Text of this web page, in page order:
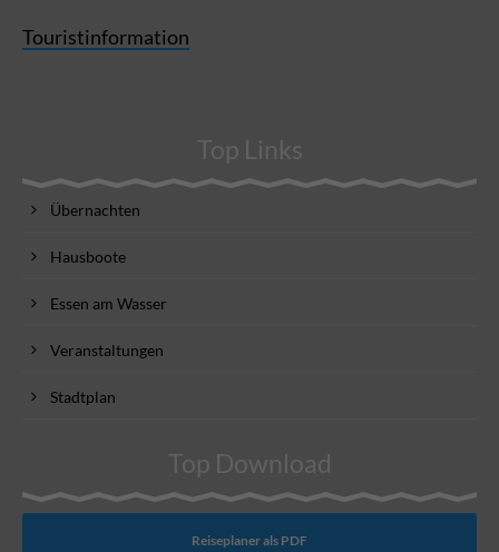
Touristinformation
Top Links
Übernachten
Hausboote
Essen am Wasser
Veranstaltungen
Stadtplan
Top Download
Reiseplaner als PDF